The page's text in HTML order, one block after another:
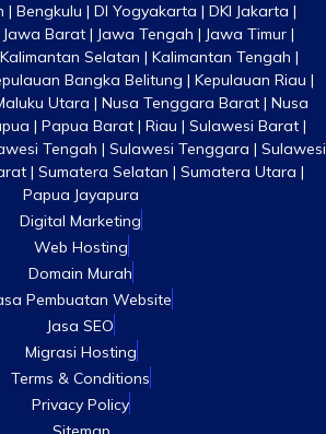
| Bengkulu | DI Yogyakarta | DKI Jakarta |
Barat | Jawa Tengah | Jawa Timur |
Selatan | Kalimantan Tengah |
Bangka Belitung | Kepulauan Riau |
Utara | Nusa Tenggara Barat | Nusa
| Papua Barat | Riau | Sulawesi Barat |
Tengah | Sulawesi Tenggara | Sulawesi
| Sumatera Selatan | Sumatera Utara |
Papua Jayapura
Digital Marketing
Web Hosting
Domain Murah
Pembuatan Website
Jasa SEO
Migrasi Hosting
Terms & Conditions
Privacy Policy